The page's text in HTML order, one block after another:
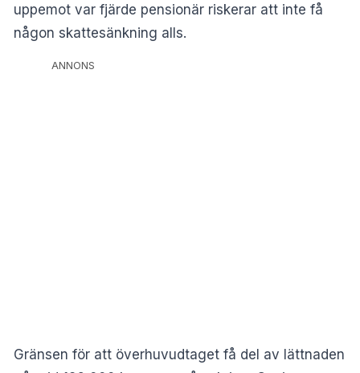
uppemot var fjärde pensionär riskerar att inte få
någon skattesänkning alls.
ANNONS
Gränsen för att överhuvudtaget få del av lättnaden